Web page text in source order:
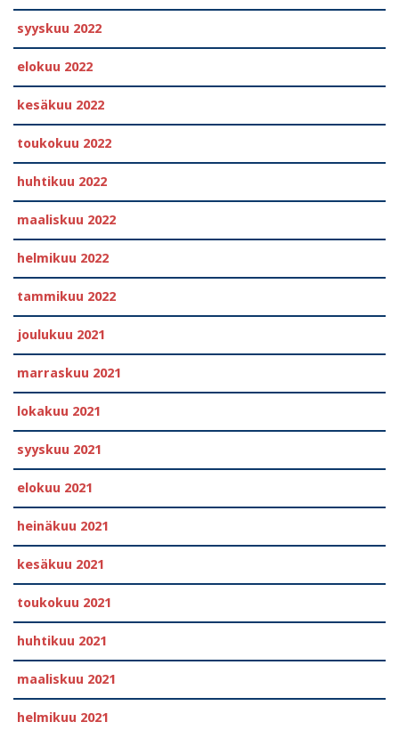
syyskuu 2022
elokuu 2022
kesäkuu 2022
toukokuu 2022
huhtikuu 2022
maaliskuu 2022
helmikuu 2022
tammikuu 2022
joulukuu 2021
marraskuu 2021
lokakuu 2021
syyskuu 2021
elokuu 2021
heinäkuu 2021
kesäkuu 2021
toukokuu 2021
huhtikuu 2021
maaliskuu 2021
helmikuu 2021